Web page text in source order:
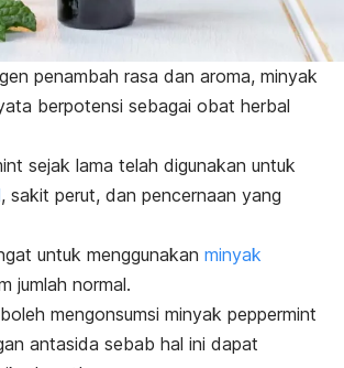
penambah rasa dan aroma, minyak
berpotensi sebagai obat herbal
sejak lama telah digunakan untuk
, sakit perut, dan pencernaan yang
untuk menggunakan minyak
jumlah normal.
mengonsumsi minyak peppermint
antasida sebab hal ini dapat